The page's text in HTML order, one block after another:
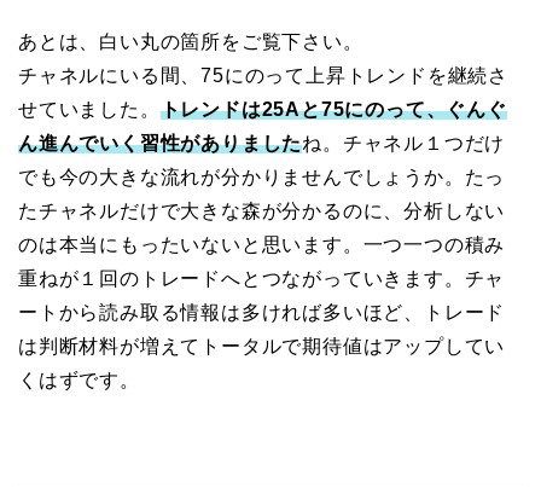
あとは、白い丸の箇所をご覧下さい。
チャネルにいる間、75にのって上昇トレンドを継続さ
せていました。 トレンドは25Aと75にのって、ぐんぐ
ん進んでいく習性がありましたね。チャネル１つだけ
でも今の大きな流れが分かりませんでしょうか。たっ
たチャネルだけで大きな森が分かるのに、分析しない
のは本当にもったいないと思います。一つ一つの積み
重ねが１回のトレードへとつながっていきます。チャ
ートから読み取る情報は多ければ多いほど、トレード
は判断材料が増えてトータルで期待値はアップしてい
くはずです。